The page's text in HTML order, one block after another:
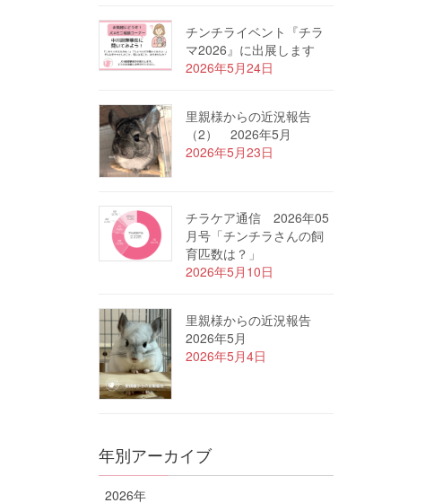
チンチライベント『チラ
マ2026』に出展します
2026年5月24日
里親様からの近況報告
（2） 2026年5月
2026年5月23日
チラケア通信 2026年05
月号「チンチラさんの飼
育匹数は？」
2026年5月10日
里親様からの近況報告
2026年5月
2026年5月4日
年別アーカイブ
2026年